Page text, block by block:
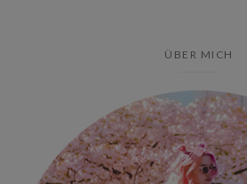
ÜBER MICH